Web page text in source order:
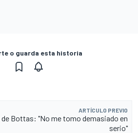
o guarda esta historia
ARTÍCULO PREVIO
de Bottas: "No me tomo demasiado en
serio"